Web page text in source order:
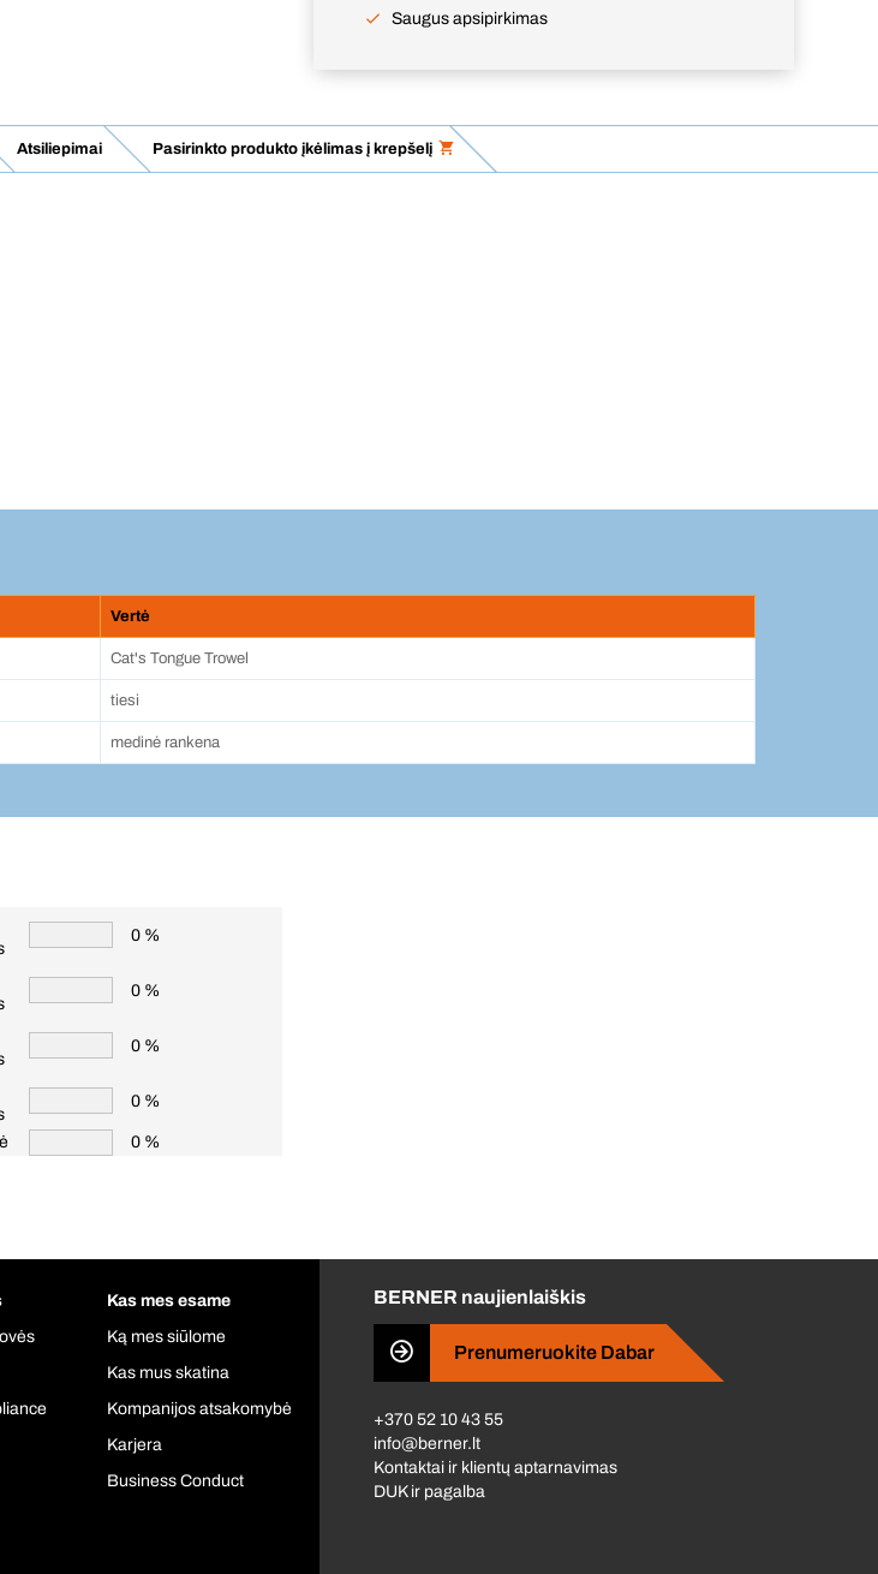
Saugus apsipirkimas
Atsiliepimai Pasirinkto produkto įkėlimas į krepšelį
Vertė
Cat's Tongue Trowel
tiesi
medinė rankena
0 %
0 %
0 %
0 %
0 %
Kas mes esame
Ką mes siūlome
Kas mus skatina
Kompanijos atsakomybė
Karjera
Business Conduct
BERNER naujienlaiškis
Prenumeruokite Dabar
+370 52 10 43 55
info@berner.lt
Kontaktai ir klientų aptarnavimas
DUK ir pagalba